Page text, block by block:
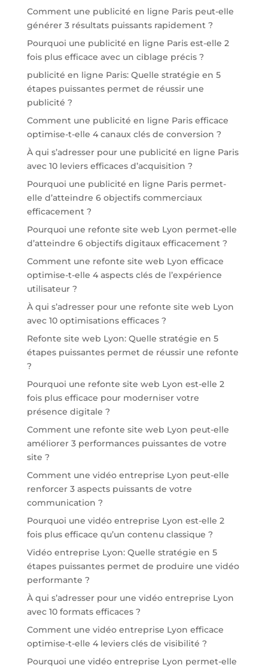
Comment une publicité en ligne Paris peut-elle
générer 3 résultats puissants rapidement ?
Pourquoi une publicité en ligne Paris est-elle 2
fois plus efficace avec un ciblage précis ?
publicité en ligne Paris: Quelle stratégie en 5
étapes puissantes permet de réussir une
publicité ?
Comment une publicité en ligne Paris efficace
optimise-t-elle 4 canaux clés de conversion ?
À qui s’adresser pour une publicité en ligne Paris
avec 10 leviers efficaces d’acquisition ?
Pourquoi une publicité en ligne Paris permet-
elle d’atteindre 6 objectifs commerciaux
efficacement ?
Pourquoi une refonte site web Lyon permet-elle
d’atteindre 6 objectifs digitaux efficacement ?
Comment une refonte site web Lyon efficace
optimise-t-elle 4 aspects clés de l’expérience
utilisateur ?
À qui s’adresser pour une refonte site web Lyon
avec 10 optimisations efficaces ?
Refonte site web Lyon: Quelle stratégie en 5
étapes puissantes permet de réussir une refonte
?
Pourquoi une refonte site web Lyon est-elle 2
fois plus efficace pour moderniser votre
présence digitale ?
Comment une refonte site web Lyon peut-elle
améliorer 3 performances puissantes de votre
site ?
Comment une vidéo entreprise Lyon peut-elle
renforcer 3 aspects puissants de votre
communication ?
Pourquoi une vidéo entreprise Lyon est-elle 2
fois plus efficace qu’un contenu classique ?
Vidéo entreprise Lyon: Quelle stratégie en 5
étapes puissantes permet de produire une vidéo
performante ?
À qui s’adresser pour une vidéo entreprise Lyon
avec 10 formats efficaces ?
Comment une vidéo entreprise Lyon efficace
optimise-t-elle 4 leviers clés de visibilité ?
Pourquoi une vidéo entreprise Lyon permet-elle